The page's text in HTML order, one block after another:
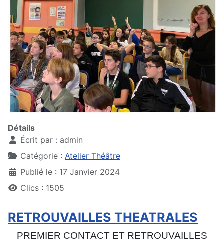
Détails
Écrit par : admin
Catégorie : Atelier Théâtre
Publié le : 17 Janvier 2024
Clics : 1505
RETROUVAILLES THEATRALES
PREMIER CONTACT ET RETROUVAILLES